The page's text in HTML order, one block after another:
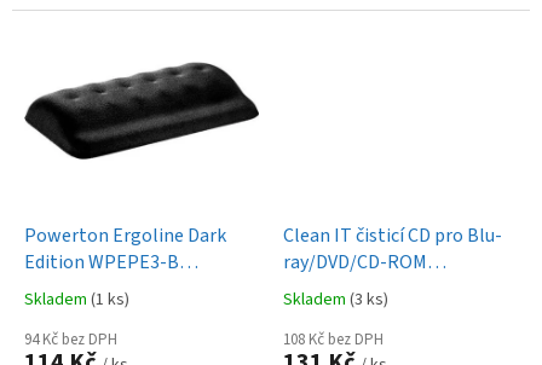
Powerton Ergoline Dark
Edition WPEPE3-B
podložka pod zápěstí černá
Skladem (1 ks)
94 Kč bez DPH
Clean IT čisticí CD pro Blu-
ray/DVD/CD-ROM
přehrávače
Skladem (3 ks)
108 Kč bez DPH